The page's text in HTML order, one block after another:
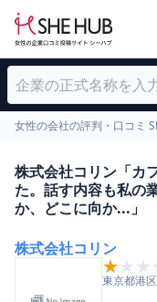
女性の会社の評判・口コミ
株式会社コリン「カ
た。話す内容も私の
か、どこに向か...」
株式会社コリン
東京都港区